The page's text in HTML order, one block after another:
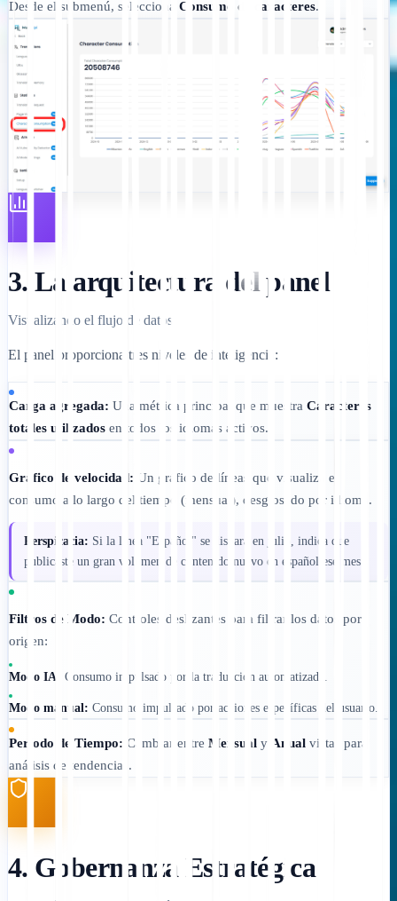
Desde el submenú, selecciona Consumo de caracteres.
3. La arquitectura del panel
Visualizando el flujo de datos.
El panel proporciona tres niveles de inteligencia:
Carga agregada: Una métrica principal que muestra Caracteres
totales utilizados en todos los idiomas activos.
Gráfico de velocidad: Un gráfico de líneas que visualiza el
consumo a lo largo del tiempo (mensual), desglosado por idioma.
Perspicacia: Si la línea "Español" se dispara en julio, indica que
publicaste un gran volumen de contenido nuevo en español ese mes.
Filtros de Modo: Controles deslizantes para filtrar los datos por
origen:
Modo IA: Consumo impulsado por la traducción automatizada.
Modo manual: Consumo impulsado por acciones específicas del usuario.
Período de Tiempo: Cambiar entre Mensual y Anual vistas para
análisis de tendencias.
4. Gobernanza Estratégica